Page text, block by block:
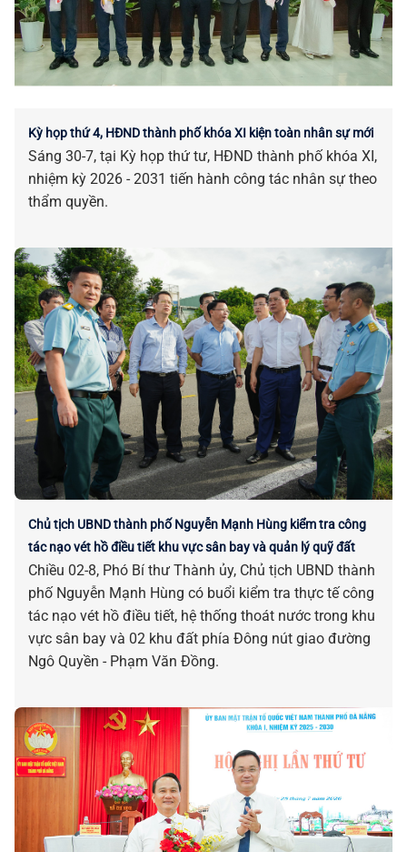
Kỳ họp thứ 4, HĐND thành phố khóa XI kiện toàn nhân sự mới
Sáng 30-7, tại Kỳ họp thứ tư, HĐND thành phố khóa XI,
nhiệm kỳ 2026 - 2031 tiến hành công tác nhân sự theo
thẩm quyền.
Chủ tịch UBND thành phố Nguyễn Mạnh Hùng kiểm tra công
tác nạo vét hồ điều tiết khu vực sân bay và quản lý quỹ đất
Chiều 02-8, Phó Bí thư Thành ủy, Chủ tịch UBND thành
phố Nguyễn Mạnh Hùng có buổi kiểm tra thực tế công
tác nạo vét hồ điều tiết, hệ thống thoát nước trong khu
vực sân bay và 02 khu đất phía Đông nút giao đường
Ngô Quyền - Phạm Văn Đồng.